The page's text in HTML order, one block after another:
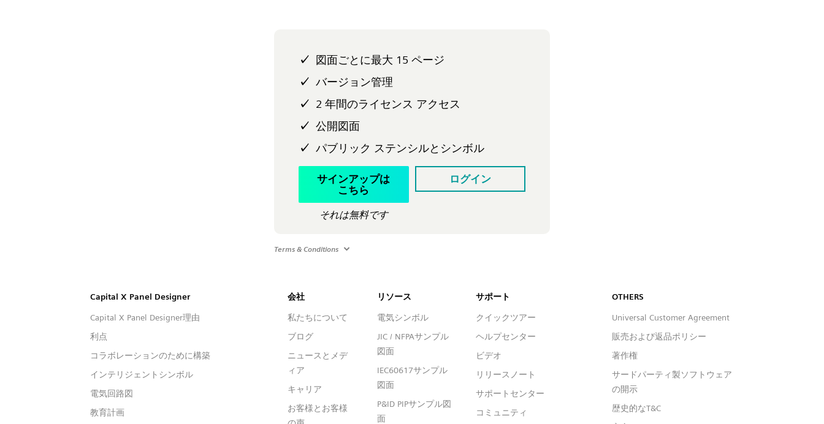
図面ごとに最大 15 ページ
バージョン管理
2 年間のライセンス アクセス
公開図面
パブリック ステンシルとシンボル
サインアップは
こちら
それは無料です
ログイン
Terms & Conditions
Capital™ X Panel Designer
Capital X Panel Designer
Capital X Panel Designer理由
利点
コラボレーションのために構築
インテリジェントシンボル
電気回路図
教育計画
会社
私たちについて
ブログ
ニュースとメデ
ィア
キャリア
お客様とお客様
リソース
電気シンボル
JIC / NFPAサンプル
図面
IEC60617サンプル
図面
P&ID PIPサンプル図
面
サポート
クイックツアー
ヘルプセンター
ビデオ
リリースノート
サポートセンター
コミュニティ
OTHERS
Universal Customer Agreement
販売および返品ポリシー
著作権
サードパーティ製ソフトウェア
の開示
歴史的なT&C